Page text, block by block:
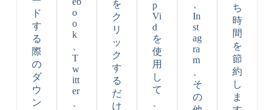
ド
す
る
際
の
ダ
ウ
ン
o
o
k
T
w
itt
er
を
ク
リ
ッ
ク
す
る
だ
け
p
Vi
d
を
使
用
し
て
In
st
ag
ra
m
そ
の
ち
時
間
を
節
約
し
ま